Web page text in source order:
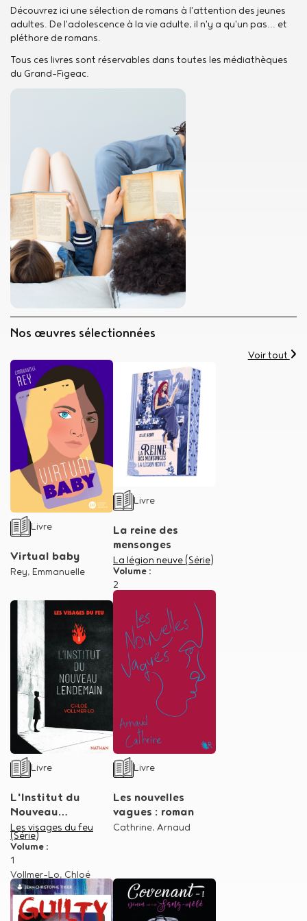
Découvrez ici une sélection de romans à l'attention des jeunes
adultes. De l'adolescence à la vie adulte, il n'y a qu'un pas... et
pléthore de romans.
Tous ces livres sont réservables dans toutes les médiathèques
du Grand-Figeac.
Collections
Titre
Nos œuvres sélectionnées
Type de support matériel
Livre
Virtual baby
Auteur
Rey, Emmanuelle
Type de support matériel
Livre
La reine des
mensonges
Dans la série
La légion neuve (Série)
Volume :
2
Type de support matériel
Livre
L'Institut du
Nouveau
lendemain
Dans la série
Les visages du feu
(Série)
Volume :
1
Auteur
Vollmer-Lo, Chloé
Type de support matériel
Livre
Les nouvelles
vagues : roman
Auteur
Cathrine, Arnaud
Voir tout